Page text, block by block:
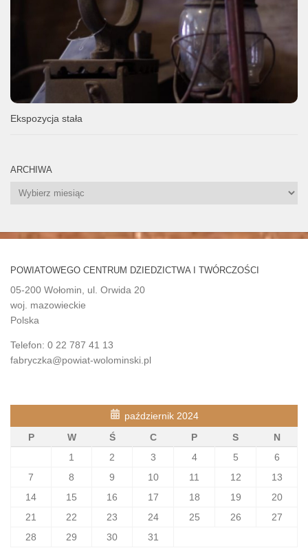
Ekspozycja stała
ARCHIWA
Archiwa
POWIATOWEGO CENTRUM DZIEDZICTWA I TWÓRCZOŚCI
05-200 Wołomin, ul. Orwida 20
woj. mazowieckie
Polska
Telefon: 0 22 787 41 13
fabryczka@powiat-wolominski.pl
październik 2024
P
W Ś C P S
N
1
2 3 4 5
6
7
8 9 10 11 12
13
14
15 16 17 18 19
20
21
22 23 24 25 26
27
28
29 30
31